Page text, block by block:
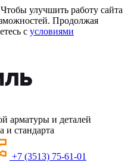
улучшить работу сайта
Продолжая
с условиями
арматуры и деталей
и стандарта
+7 (3513) 75-61-01